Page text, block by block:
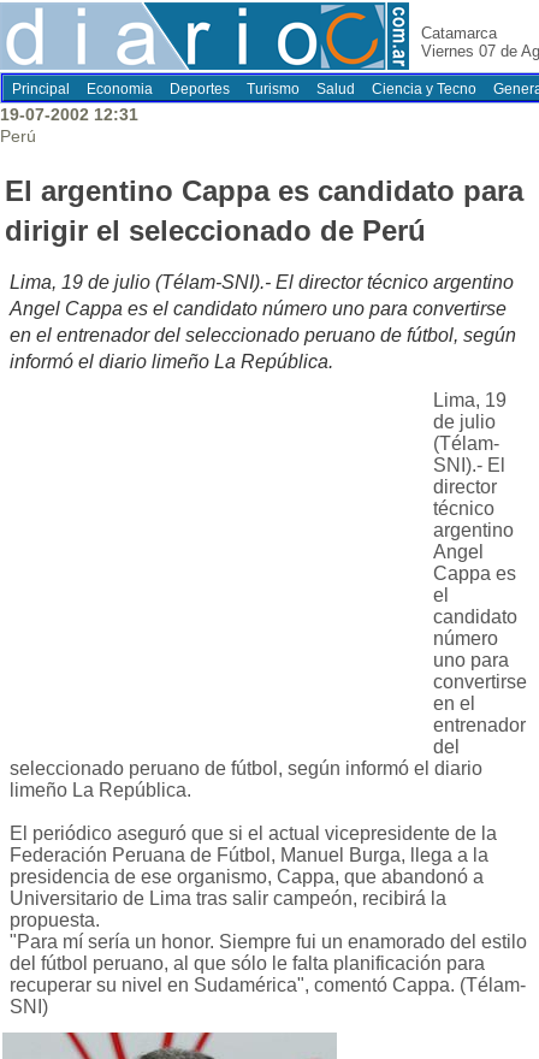
Catamarca
Viernes 07 de
Principal Economia Deportes Turismo Salud Ciencia y Tecno
19-07-2002 12:31
Perú
El argentino Cappa es candidato para
dirigir el seleccionado de Perú
Lima, 19 de julio (Télam-SNI).- El director técnico argentino
Angel Cappa es el candidato número uno para convertirse
en el entrenador del seleccionado peruano de fútbol, según
informó el diario limeño La República.
Lima, 19
de julio
(Télam-
SNI).- El
director
técnico
argentino
Angel
Cappa es
el
candidato
número
uno para
convertirse
en el
entrenador
del
seleccionado peruano de fútbol, según informó el diario
limeño La República.
El periódico aseguró que si el actual vicepresidente de la
Federación Peruana de Fútbol, Manuel Burga, llega a la
presidencia de ese organismo, Cappa, que abandonó a
Universitario de Lima tras salir campeón, recibirá la
propuesta.
"Para mí sería un honor. Siempre fui un enamorado del estilo
del fútbol peruano, al que sólo le falta planificación para
recuperar su nivel en Sudamérica", comentó Cappa. (Télam-
SNI)